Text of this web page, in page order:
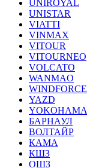
UNIROYAL
UNISTAR
VIATTI
VINMAX
VITOUR
VITOURNEO
VOLCATO
WANMAO
WINDFORCE
YAZD
YOKOHAMA
БАРНАУЛ
ВОЛТАЙР
КАМА
КШЗ
ОШЗ